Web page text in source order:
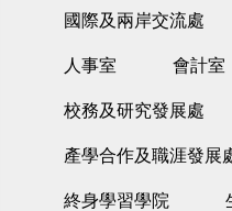
國際及兩岸交流處
人事室 會計室
校務及研究發展處
產學合作及職涯發展
終身學習學院